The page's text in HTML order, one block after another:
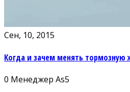
Сен, 10, 2015
Когда и зачем менять тормозную
0 Менеджер As5